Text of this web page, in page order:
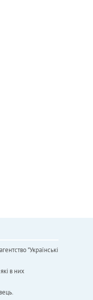
"Українськi
в них